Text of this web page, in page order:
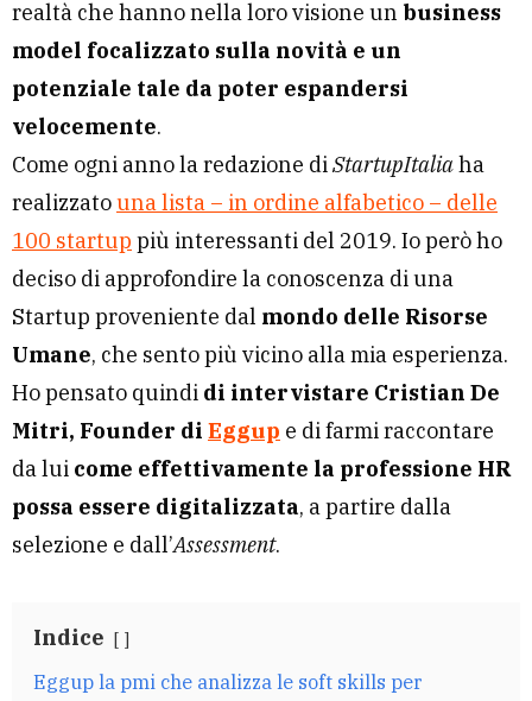
realtà che hanno nella loro visione un business
model focalizzato sulla novità e un
potenziale tale da poter espandersi
velocemente.
Come ogni anno la redazione diStartupItaliaha
realizzatouna lista – in ordine alfabetico – delle
100 startup più interessanti del 2019. Io però ho
deciso di approfondire la conoscenza di una
Startup proveniente dal mondo delle Risorse
Umane, che sento più vicino alla mia esperienza.
Ho pensato quindi di intervistare Cristian De
Mitri, Founder di Eggup e di farmi raccontare
da lui come effettivamente la professione HR
possa essere digitalizzata, a partire dalla
selezione e dall’Assessment.
Indice
Eggup la pmi che analizza le soft skills per